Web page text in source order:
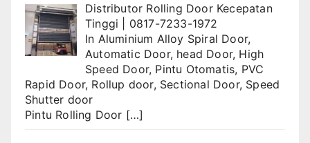
Distributor Rolling Door Kecepatan
Tinggi | 0817-7233-1972
In Aluminium Alloy Spiral Door,
Automatic Door, head Door, High
Speed Door, Pintu Otomatis, PVC
Rapid Door, Rollup door, Sectional Door, Speed
Shutter door
Pintu Rolling Door […]